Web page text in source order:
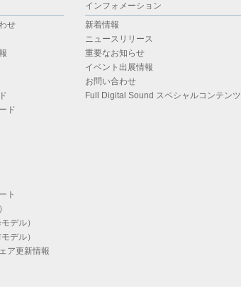
せ
ド
ト
デル）
デル）
ア更新情報
インフォメーション
新着情報
ニュースリリース
重要なお知らせ
イベント出展情報
お問い合わせ
Full Digital Sound スペシャルコンテンツ